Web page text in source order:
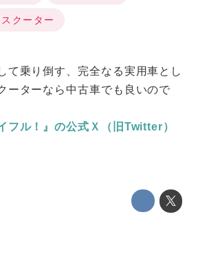
スクーター
て乗り倒す、完全なる実用車とし
ーターなら中古車でも良いので
ル！』の公式Ｘ（旧Twitter）